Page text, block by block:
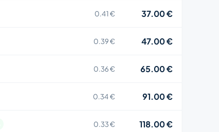
0.41 € 37.00 €
0.39 € 47.00 €
0.36 € 65.00 €
0.34 € 91.00 €
0.33 € 118.00 €